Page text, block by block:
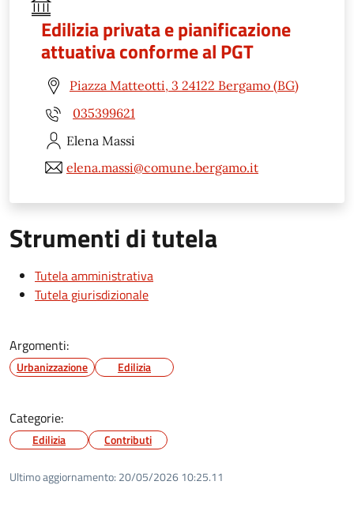
Edilizia privata e pianificazione
attuativa conforme al PGT
Piazza Matteotti, 3 24122 Bergamo (BG)
035399621
Elena Massi
elena.massi@comune.bergamo.it
Strumenti di tutela
Tutela amministrativa
Tutela giurisdizionale
Argomenti:
Urbanizzazione Edilizia
Categorie:
Edilizia Contributi
Ultimo aggiornamento: 20/05/2026 10:25.11